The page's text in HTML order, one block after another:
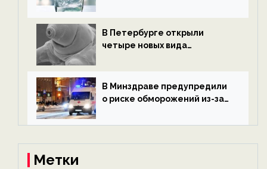
В Петербурге открыли
четыре новых вида
экологии на ECOportal
В Минздраве предупредили
о риске обморожений из-за
на ECOportal
Метки